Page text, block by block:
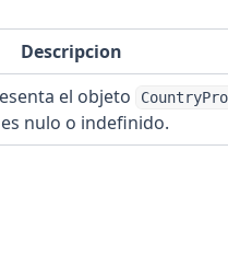
Descripcion
el objeto
nulo o indefinido.